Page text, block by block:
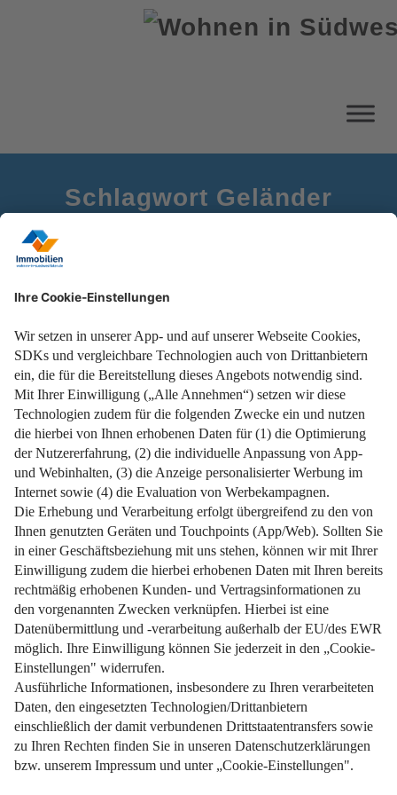
Schlagwort Geländer
Jetzt den Balkon in eine Wohnfühloase verwandeln!
Weiterlesen
Impressum Datenschutz Nutzungsbedingungen
Pflichtinformationen AGB Über uns Bildquellen
Barrierefreiheit Widerrufsformular
Cookie-Einstellungen